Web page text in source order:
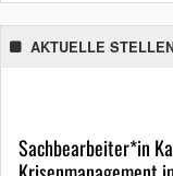
AKTUELLE
Sachbearbeiter*in